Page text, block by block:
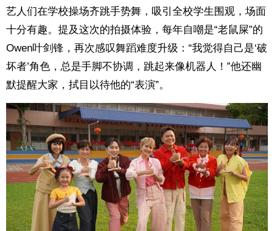
艺人们在学校操场齐跳手势舞，吸引全校学生围观，场面
十分有趣。提及这次的拍摄体验，每年自嘲是“老鼠屎”的
Owen叶剑锋，再次感叹舞蹈难度升级：“我觉得自己是‘破
坏者’角色，总是手脚不协调，跳起来像机器人！”他还幽
默提醒大家，拭目以待他的“表演”。